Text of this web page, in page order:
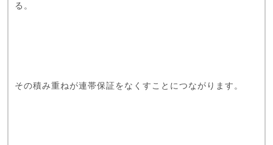
る。
その積み重ねが連帯保証をなくすことにつながります。